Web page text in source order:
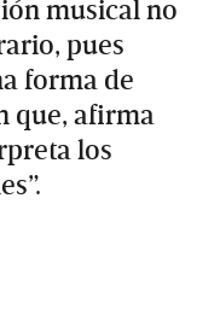
musical no
pues
forma de
que, afirma
los